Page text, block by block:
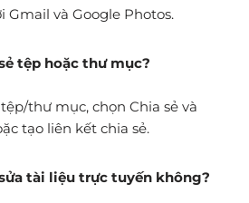
Gmail và Google Photos.
tệp hoặc thư mục?
thư mục, chọn Chia sẻ và
tạo liên kết chia sẻ.
tài liệu trực tuyến không?